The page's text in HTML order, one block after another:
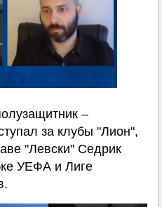
–
за клубы "Лион",
"Левски" Седрик
УЕФА и Лиге